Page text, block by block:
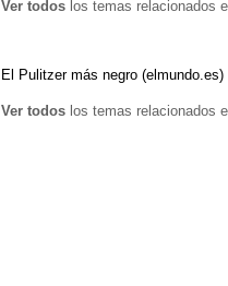
Ver todos los temas relacionados
El Pulitzer más negro (elmundo.es)
Ver todos los temas relacionados